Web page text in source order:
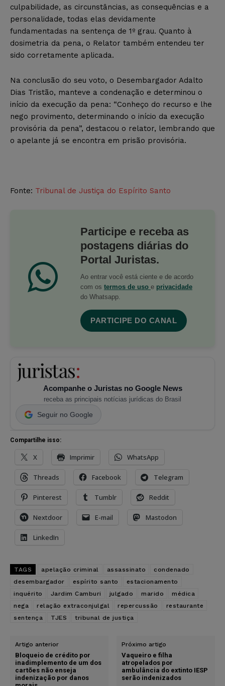
culpabilidade, as circunstâncias, as consequências e a
personalidade, todas elas devidamente
fundamentadas na sentença de 1º grau. Quanto à
dosimetria da pena, o Relator também entendeu ter
sido corretamente aplicada.
Na conclusão do seu voto, o Desembargador Adalto
Dias Tristão, manteve a condenação e determinou o
início da execução da pena: “Conheço do recurso e lhe
nego provimento, determinando o início da execução
provisória da pena”, destacou o relator, lembrando que
o apelante já se encontra em prisão provisória.
Fonte: Tribunal de Justiça do Espírito Santo
Participe e receba as
postagens diárias do
Portal Juristas.
Ao entrar você está ciente e de acordo
com os termos de uso e privacidade
do Whatsapp.
PARTICIPE DO CANAL
Acompanhe o Juristas no Google News
receba as principais notícias jurídicas do Brasil
Seguir no Google
Compartilhe isso:
X Imprimir WhatsApp
Threads Facebook Telegram
Pinterest Tumblr Reddit
Nextdoor E-mail Mastodon
LinkedIn
TAGS apelação criminal assassinato
condenado
desembargador
espírito santo
estacionamento
inquérito
Jardim Camburi julgado marido
médica
nega
relação extraconjulgal repercussão
restaurante
sentença
TJES tribunal de justiça
Artigo anterior
Bloqueio de crédito por
inadimplemento de um dos
cartões não enseja
indenização por danos
Próximo artigo
Vaqueiro e filha
atropelados por
ambulância do extinto IESP
serão indenizados